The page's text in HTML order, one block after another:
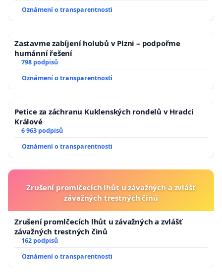
Oznámení o transparentnosti
Zastavme zabíjení holubů v Plzni – podpořme
humánní řešení
798 podpisů
Oznámení o transparentnosti
Petice za záchranu Kuklenských rondelů v Hradci
Králové
6 963 podpisů
Oznámení o transparentnosti
Zrušení promlčecích lhůt u závažných a zvlášť
závažných trestných činů
Zrušení promlčecích lhůt u závažných a zvlášť
závažných trestných činů
162 podpisů
Oznámení o transparentnosti